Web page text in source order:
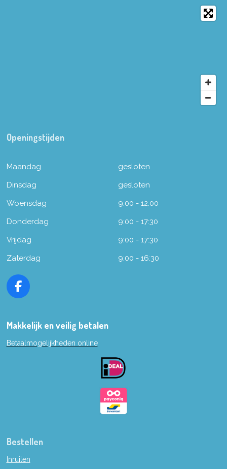
Openingstijden
Maandag
gesloten
Dinsdag
gesloten
Woensdag
9:00 - 12:00
Donderdag
9:00 - 17:30
Vrijdag
9:00 - 17:30
Zaterdag
9:00 - 16:30
F
e
o
Makkelijk en veilig betalen
Betaalmogelijkheden online
Bestellen
Inruilen